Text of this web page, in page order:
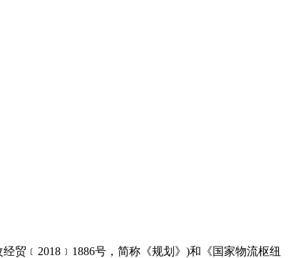
贸﹝2018﹞1886号，简称《规划》)和《国家物流枢纽